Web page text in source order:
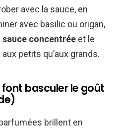
avec la sauce, en
avec basilic ou origan,
sauce concentrée et le
petits qu’aux grands.
basculer le goût
brillent en